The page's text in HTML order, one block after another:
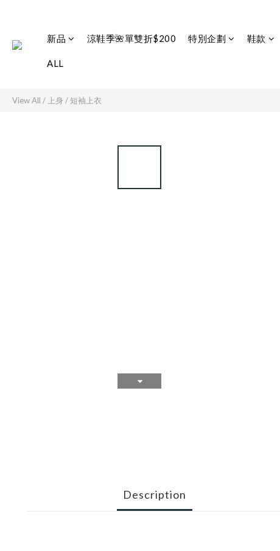
新品 涼鞋季🌺單雙折$200 特別企劃 鞋款
ALL
View All / 上身 /短袖上衣
Description